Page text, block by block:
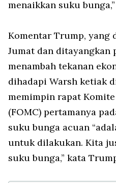
menaikkan suku
Komentar Trump, yang
Jumat dan ditayangkan
menambah tekanan
dihadapi Warsh ketiak
memimpin rapat
(FOMC) pertamanya
suku bunga acuan
untuk dilakukan. Kita
suku bunga,” kata